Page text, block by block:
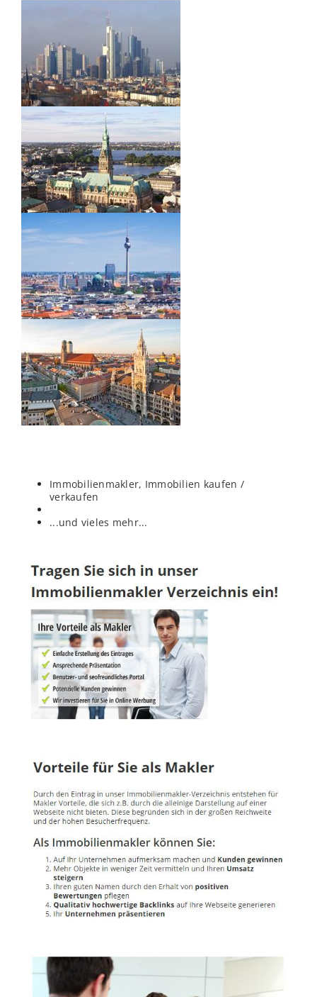
Immobilienmakler, Immobilien kaufen /
verkaufen
...und vieles mehr...